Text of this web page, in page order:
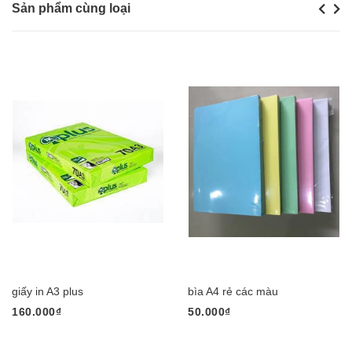
Sản phẩm cùng loại Previous
giấy in A3 plus
160.000₫
bìa A4 rẻ các màu
50.000₫
Next